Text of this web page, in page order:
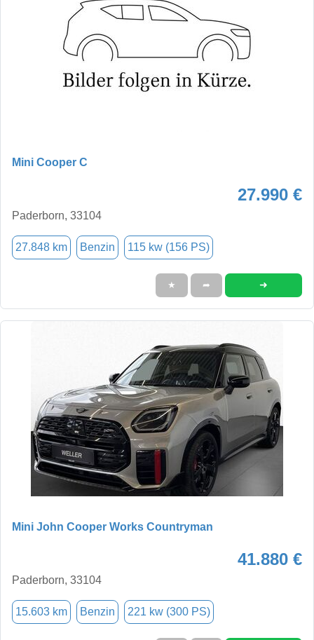
Mini Cooper C
27.990 €
Paderborn, 33104
27.848 km Benzin 115 kw (156 PS)
★ ➦ ➜
Mini John Cooper Works Countryman
41.880 €
Paderborn, 33104
15.603 km Benzin 221 kw (300 PS)